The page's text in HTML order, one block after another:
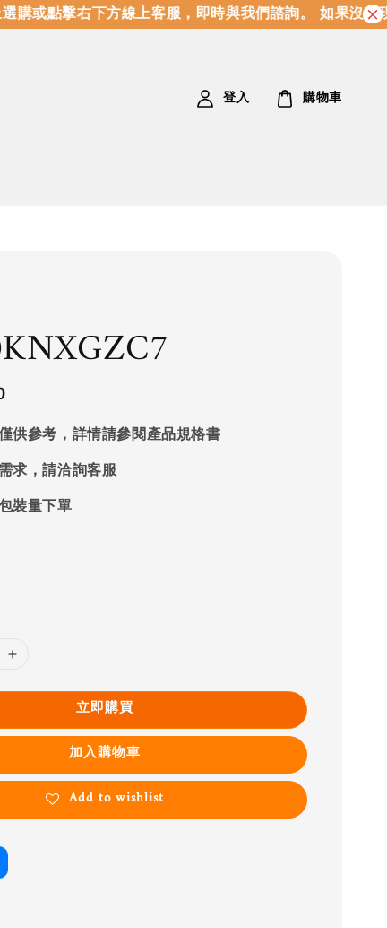
或點擊右下方線上客服，即時與我們諮詢。 如果沒有
登入 購物車
供參考，詳情請參閱產品規格書
求，請洽詢客服
裝量下單
立即購買
加入購物車
Add to wishlist